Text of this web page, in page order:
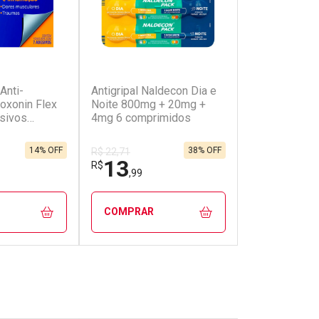
Flex
14% OFF
Antigripal Naldecon Dia e
Noite 800mg + 20mg +
4mg 6 comprimidos
R$ 22,71
R$13,99
38% OFF
COMPRAR